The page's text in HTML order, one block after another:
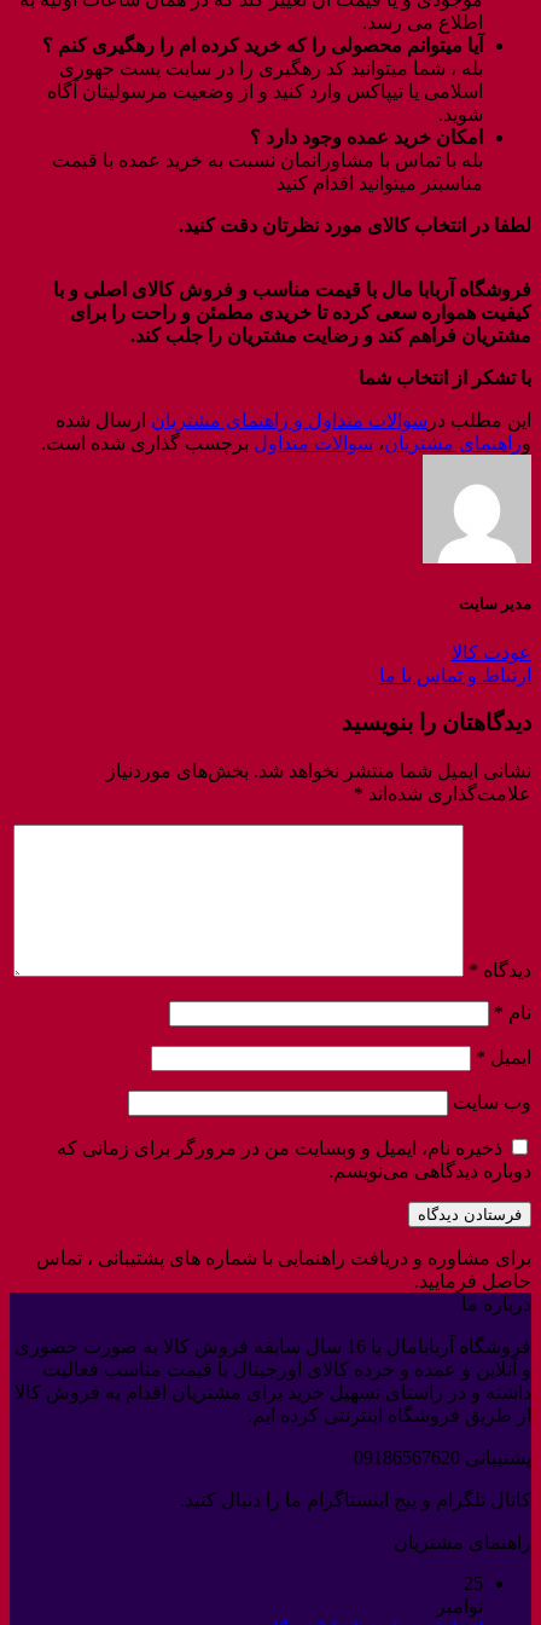
اطلاع می رسد.
آیا میتوانم محصولی را که خرید کرده ام را رهگیری کنم ؟
بله ، شما میتوانید کد رهگیری را در سایت پست جهوری
اسلامی یا تیپاکس وارد کنید و از وضعیت مرسولیتان آگاه
شوید.
امکان خرید عمده وجود دارد ؟
بله با تماس با مشاورانمان نسبت به خرید عمده با قیمت
مناسبتر میتوانید اقدام کنید
لطفا در انتخاب کالای مورد نظرتان دقت کنید.
فروشگاه آربابا مال با قیمت مناسب و فروش کالای اصلی و با
کیفیت همواره سعی کرده تا خریدی مطمئن و راحت را برای
مشتریان فراهم کند و رضایت مشتریان را جلب کند.
با تشکر از انتخاب شما
این مطلب در سوالات متداول و راهنمای مشتریان ارسال شده
وراهنمای مشتریان، سوالات متداول برچسب گذاری شده است.
مدیر سایت
عودت کالا
ارتباط و تماس با ما
دیدگاهتان را بنویسید
نشانی ایمیل شما منتشر نخواهد شد. بخش‌های موردنیاز
علامت‌گذاری شده‌اند *
دیدگاه *
نام *
ایمیل *
وب‌ سایت
ذخیره نام، ایمیل و وبسایت من در مرورگر برای زمانی که
دوباره دیدگاهی می‌نویسم.
برای مشاوره و دریافت راهنمایی با شماره های پشتیبانی ، تماس
حاصل فرمایید.
درباره ما
فروشگاه آربابامال با 16 سال سابقه فروش کالا به صورت حضوری
و آنلاین و عمده و خرده کالای اورجینال با قیمت مناسب فعالیت
داشته و در راستای تسهیل خرید برای مشتریان اقدام به فروش کالا
از طریق فروشگاه اینترنتی کرده ایم.
پشتیبانی 09186567620
کانال تلگرام و پیج اینستاگرام ما را دنبال کنید.
راهنمای مشتریان
25
نوامبر